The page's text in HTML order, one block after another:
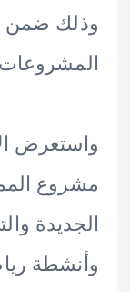
ضمن سلسلة
بالمدن
المماشى
والتي
رياضية